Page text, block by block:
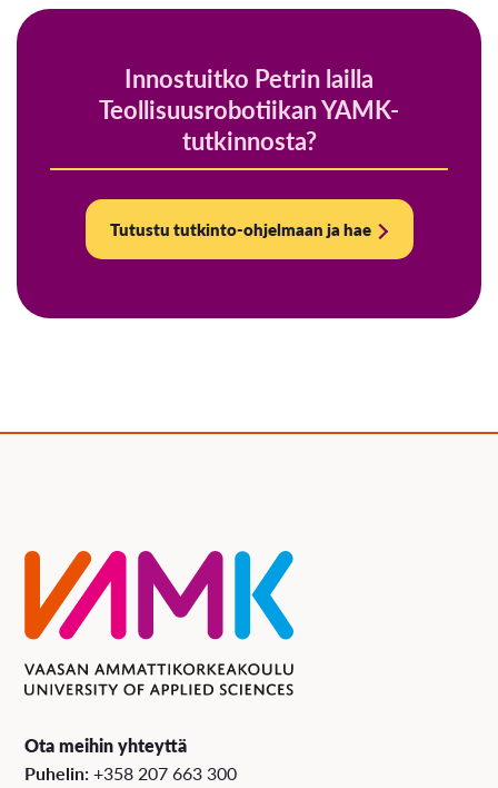
Innostuitko Petrin lailla
Teollisuusrobotiikan YAMK-
tutkinnosta?
Tutustu tutkinto-ohjelmaan ja hae
Ota meihin yhteyttä
Puhelin:+358 207 663 300